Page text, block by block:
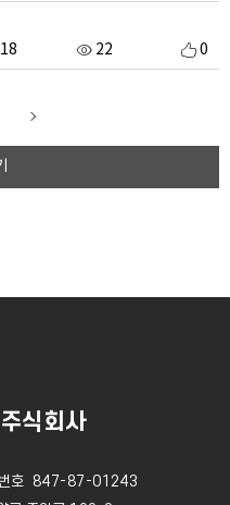
0
22
식회사
번호 847-87-01243